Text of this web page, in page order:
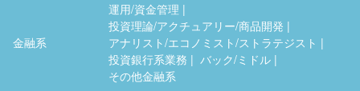
金融系
運用/資金管理
投資理論/アクチュアリー/商品開発
アナリスト/エコノミスト/ストラテジスト
投資銀行系業務
バック/ミドル
その他金融系